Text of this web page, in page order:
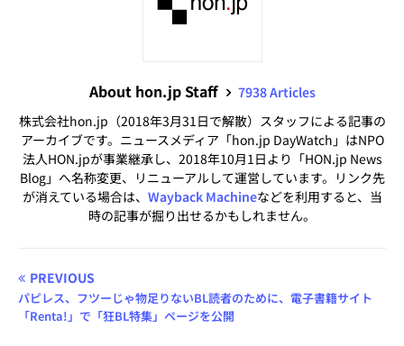
About hon.jp Staff
7938 Articles
株式会社hon.jp（2018年3月31日で解散）スタッフによる記事の
アーカイブです。ニュースメディア「hon.jp DayWatch」はNPO
法人HON.jpが事業継承し、2018年10月1日より「HON.jp News
Blog」へ名称変更、リニューアルして運営しています。リンク先
が消えている場合は、 Wayback Machineなどを利用すると、当
時の記事が掘り出せるかもしれません。
PREVIOUS
パピレス、フツーじゃ物足りないBL読者のために、電子書籍サイト
「Renta!」で「狂BL特集」ページを公開